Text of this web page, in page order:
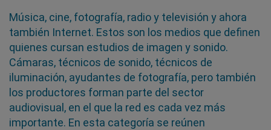
Música, cine, fotografía, radio y televisión y ahora
también Internet. Estos son los medios que definen
quienes cursan estudios de imagen y sonido.
Cámaras, técnicos de sonido, técnicos de
iluminación, ayudantes de fotografía, pero también
los productores forman parte del sector
audiovisual, en el que la red es cada vez más
importante. En esta categoría se reúnen